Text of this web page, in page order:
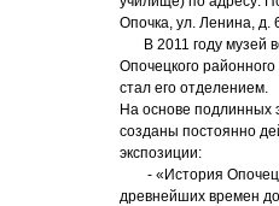
Опочка, ул. Ленина, д.
В 2011 году музей
Опочецкого
стал его отделением.
На основе подлинных
созданы постоянно
экспозиции:
- «История
древнейших времен